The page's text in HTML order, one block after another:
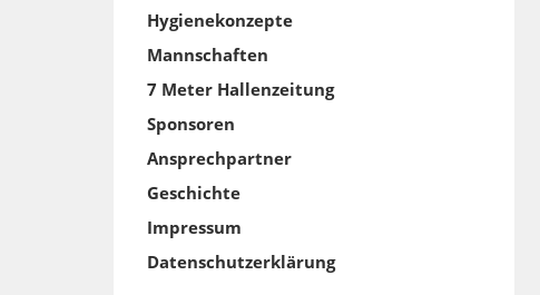
Hygienekonzepte
Mannschaften
7 Meter Hallenzeitung
Sponsoren
Ansprechpartner
Geschichte
Impressum
Datenschutzerklärung